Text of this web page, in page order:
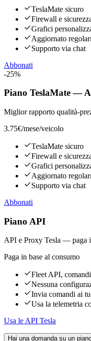
TeslaMate sicuro
Firewall e
Grafici
Aggiornato
Supporto via chat
Abbonati
-25%
Piano TeslaMate —
Miglior rapporto qualità-
3.75€/mese/veicolo
TeslaMate sicuro
Firewall e
Grafici
Aggiornato
Supporto via chat
Abbonati
Piano API
API e Proxy Tesla — paga
Paga in base al consumo
Fleet API,
Nessuna
Invia comandi ai
Usa la telemetria
Usa le API Tesla
Hai una domanda su un